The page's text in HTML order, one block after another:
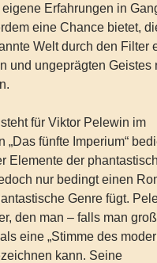
Erfahrungen in
eine Chance bietet,
Welt durch den Filter
und ungeprägten Geistes
für Viktor Pelewin im
„Das fünfte Imperium“
Elemente der
nur bedingt einen
Genre fügt.
den man – falls man
eine „Stimme des
kann. Seine